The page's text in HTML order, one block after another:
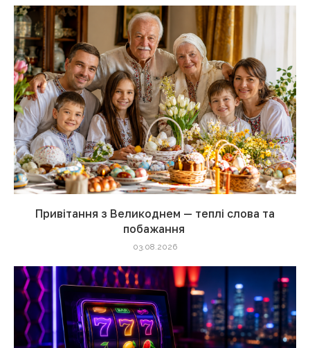
Привітання з Великоднем — теплі слова та
побажання
03.08.2026